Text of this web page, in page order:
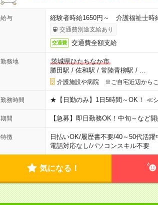
給与 経験者時給1650円～ 介護福祉士
交通費別途支給あり
交通費 交通費全額支給
勤務地
茨城県ひたちなか市
勝田駅 / 佐和駅 / 常陸青柳駅 /
介護施設や病院 ※ご自宅近辺から
勤務時間 ★【日勤のみ】1日5時間～OK！ ≪
期間 【急募】即日勤務OK！中旬～な
特徴 日払いOK/履歴書不要/40～50代活躍
電話対応なし/パソコンスキル不要
気になる！